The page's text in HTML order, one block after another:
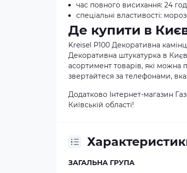
час повного висихання: 24
спеціальні властивості:
Де купити в
Kreisel P100 Декоративна
Декоративна штукатурка в
асортимент товарів, які можна
звертайтеся за телефонами,
Додатково Інтернет-магазин
Київській області!
ЗАГАЛЬНА ГРУПА